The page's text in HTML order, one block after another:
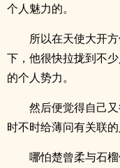
个人魅力的。
所以在天使大开
下，他很快拉拢到不
的个人势力。
然后便觉得自己
时不时给薄问有关联的
哪怕楚曾柔与石